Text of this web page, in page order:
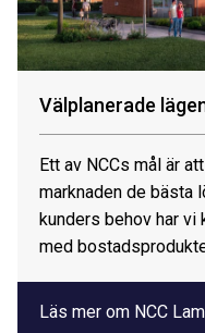
Välplanerade
Ett av NCCs mål är
marknaden de bästa
kunders behov har
med
Läs mer om NCC